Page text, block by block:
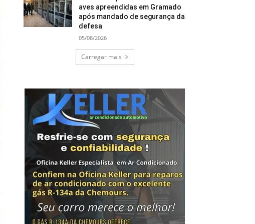
aves apreendidas em Gramado
após mandado de segurança da
defesa
05/08/2026
Carregar mais